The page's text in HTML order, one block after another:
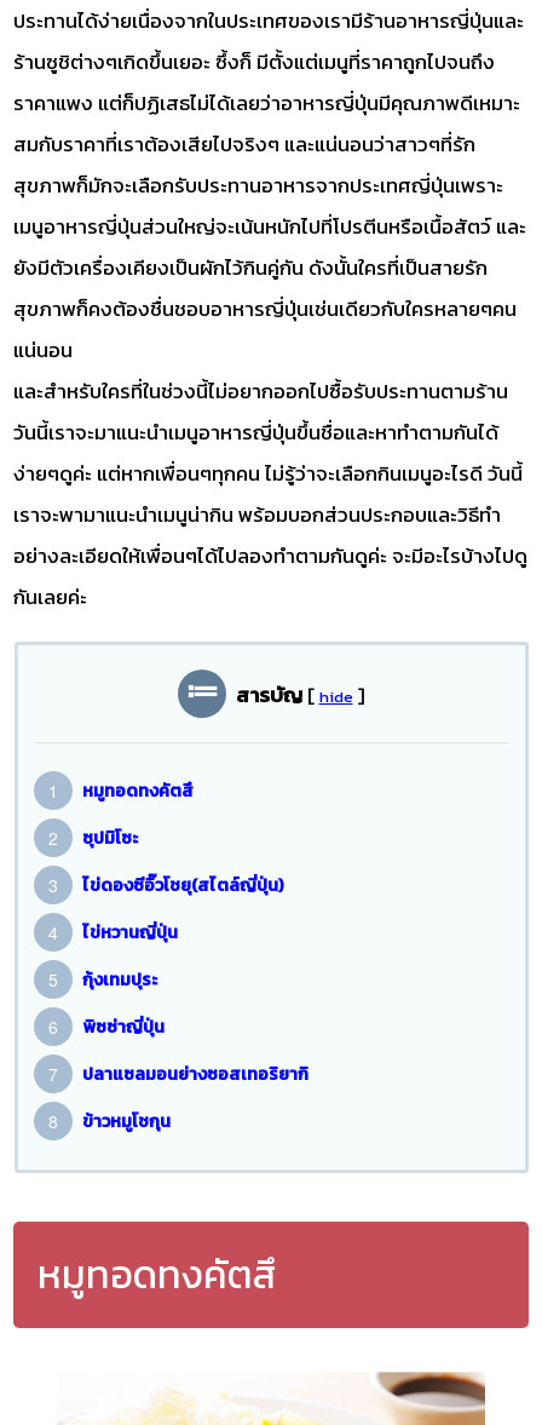
ประทานได้ง่ายเนื่องจากในประเทศของเรามีร้านอาหารญี่ปุ่นและ
ร้านซูชิต่างๆเกิดขึ้นเยอะ ซึ้งก็ มีตั้งแต่เมนูที่ราคาถูกไปจนถึง
ราคาแพง แต่ก็ปฏิเสธไม่ได้เลยว่าอาหารญี่ปุ่นมีคุณภาพดีเหมาะ
สมกับราคาที่เราต้องเสียไปจริงๆ และแน่นอนว่าสาวๆที่รัก
สุขภาพก็มักจะเลือกรับประทานอาหารจากประเทศญี่ปุ่นเพราะ
เมนูอาหารญี่ปุ่นส่วนใหญ่จะเน้นหนักไปที่โปรตีนหรือเนื้อสัตว์ และ
ยังมีตัวเครื่องเคียงเป็นผักไว้กินคู่กัน ดังนั้นใครที่เป็นสายรัก
สุขภาพก็คงต้องชื่นชอบอาหารญี่ปุ่นเช่นเดียวกับใครหลายๆคน
แน่นอน
และสำหรับใครที่ในช่วงนี้ไม่อยากออกไปซื้อรับประทานตามร้าน
วันนี้เราจะมาแนะนำเมนูอาหารญี่ปุ่นขึ้นชื่อและหาทำตามกันได้
ง่ายๆดูค่ะ แต่หากเพื่อนๆทุกคน ไม่รู้ว่าจะเลือกกินเมนูอะไรดี วันนี้
เราจะพามาแนะนำเมนูน่ากิน พร้อมบอกส่วนประกอบและวิธีทำ
อย่างละเอียดให้เพื่อนๆได้ไปลองทำตามกันดูค่ะ จะมีอะไรบ้างไปดู
กันเลยค่ะ
สารบัญ [ hide ]
หมูทอดทงคัตสึ
ซุปมิโซะ
ไข่ดองซีอิ๊วโชยุ(สไตล์ญี่ปุ่น)
ไข่หวานญี่ปุ่น
กุ้งเทมปุระ
พิซซ่าญี่ปุ่น
ปลาแซลมอนย่างซอสเทอริยากิ
ข้าวหมูโชกุน
หมูทอดทงคัตสึ